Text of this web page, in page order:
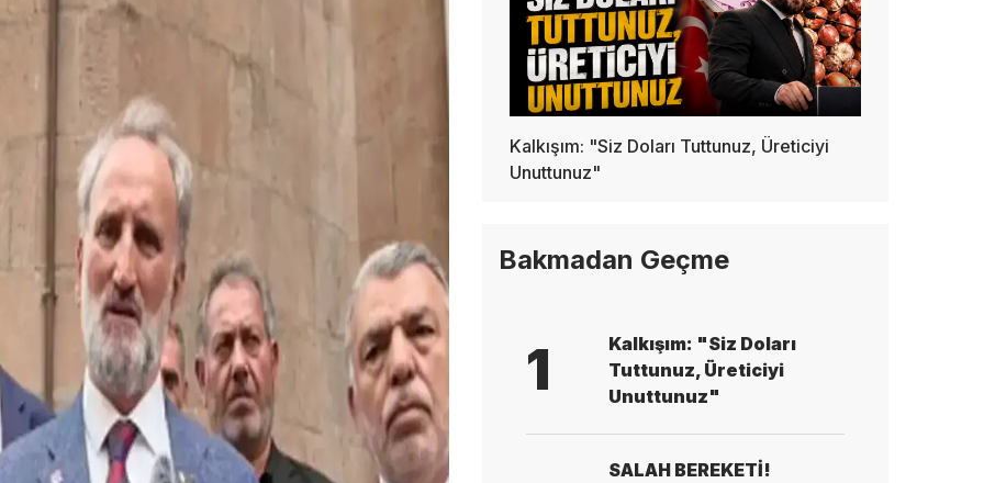
Kalkışım: "Siz Doları Tuttunuz, Üreticiyi
Unuttunuz"
Bakmadan Geçme
1
Kalkışım: "Siz Doları
Tuttunuz, Üreticiyi
Unuttunuz"
SALAH BEREKETİ!